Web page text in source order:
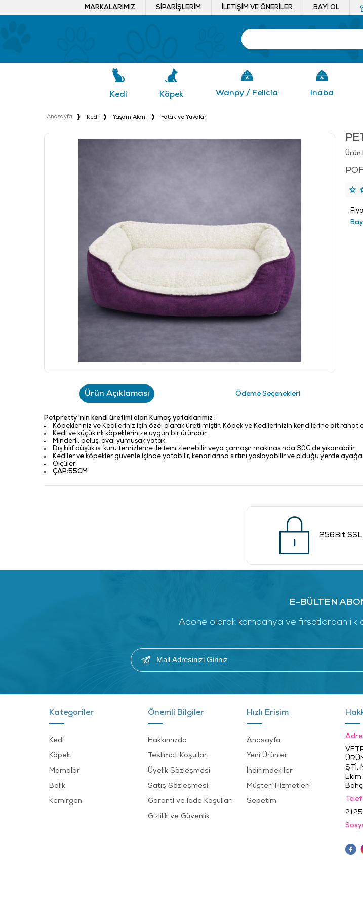
MARKALARIMIZ SIPARIŞLERIM İLETIŞIM VE ÖNERILER BAYI OL
Kedi Köpek Wanpy / Felicia Inaba
Anasayfa Kedi Yaşam Alanı Yatak ve Yuvalar
Ürün
Ürün Açıklaması Ödeme Seçenekleri
Petpretty 'nin kendi üretimi olan Kumaş yataklarımız ;
Köpekleriniz ve Kedileriniz için özel olarak üretilmiştir. Köpek ve Kedilerinizin kendilerine ait rahat
Kedi ve küçük ırk köpeklerinize uygun bir üründür.
Minderli, peluş, oval yumuşak yatak.
Dış kılıf düşük ısı kuru temizleme ile temizlenebilir veya çamaşır makinasında 30C de yıkanabilir.
Kediler ve köpekler güvenle içinde yatabilir, kenarlarına sırtını yaslayabilir ve olduğu yerde
Ölçüler:
ÇAP:55CM
256Bit SSL
E-BÜLTEN
Abone olarak kampanya ve fırsatlardan ilk
Kategoriler
Kedi
Köpek
Mamalar
Balık
Kemirgen
Önemli Bilgiler
Hakkımızda
Teslimat Koşulları
Üyelik Sözleşmesi
Satış Sözleşmesi
Garanti ve İade Koşulları
Gizlilik ve Güvenlik
Hızlı Erişim
Anasayfa
Yeni Ürünler
İndirimdekiler
Müşteri Hizmetleri
Sepetim
ŞTİ.